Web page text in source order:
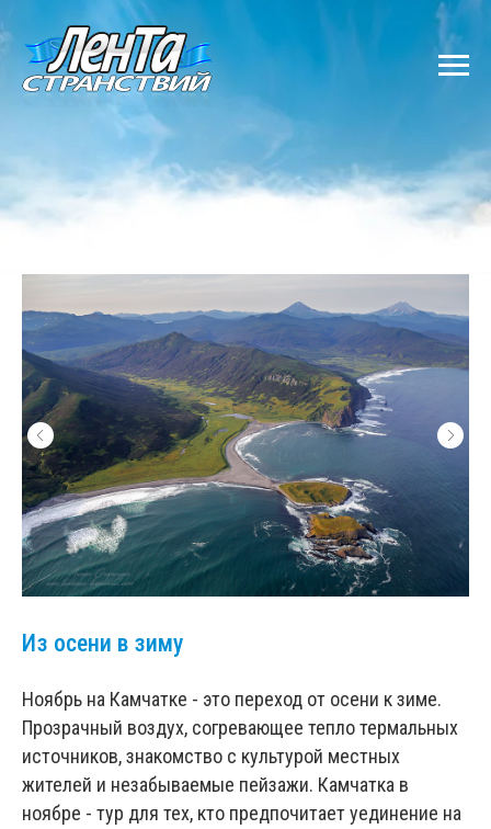
Из осени в зиму
Ноябрь на Камчатке - это переход от осени к зиме.
Прозрачный воздух, согревающее тепло термальных
источников, знакомство с культурой местных
жителей и незабываемые пейзажи. Камчатка в
ноябре - тур для тех, кто предпочитает уединение на